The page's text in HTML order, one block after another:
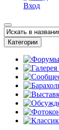
Вход
Категории